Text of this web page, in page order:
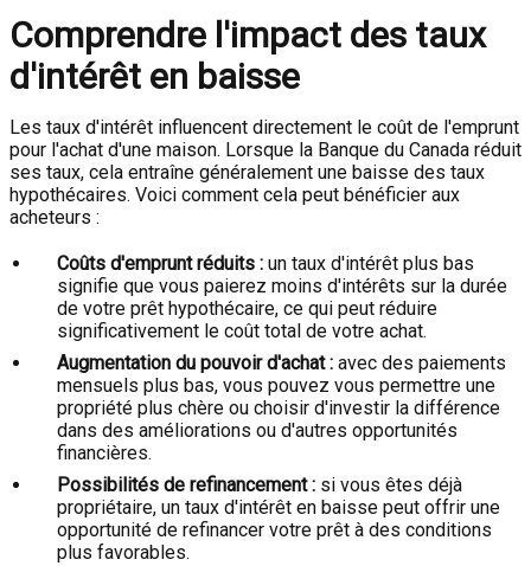
Comprendre l'impact des taux
d'intérêt en baisse
Les taux d'intérêt influencent directement le coût de l'emprunt
pour l'achat d'une maison. Lorsque la Banque du Canada réduit
ses taux, cela entraîne généralement une baisse des taux
hypothécaires. Voici comment cela peut bénéficier aux
acheteurs :
Coûts d'emprunt réduits : un taux d'intérêt plus bas
signifie que vous paierez moins d'intérêts sur la durée
de votre prêt hypothécaire, ce qui peut réduire
significativement le coût total de votre achat.
Augmentation du pouvoir d'achat : avec des paiements
mensuels plus bas, vous pouvez vous permettre une
propriété plus chère ou choisir d'investir la différence
dans des améliorations ou d'autres opportunités
financières.
Possibilités de refinancement : si vous êtes déjà
propriétaire, un taux d'intérêt en baisse peut offrir une
opportunité de refinancer votre prêt à des conditions
plus favorables.